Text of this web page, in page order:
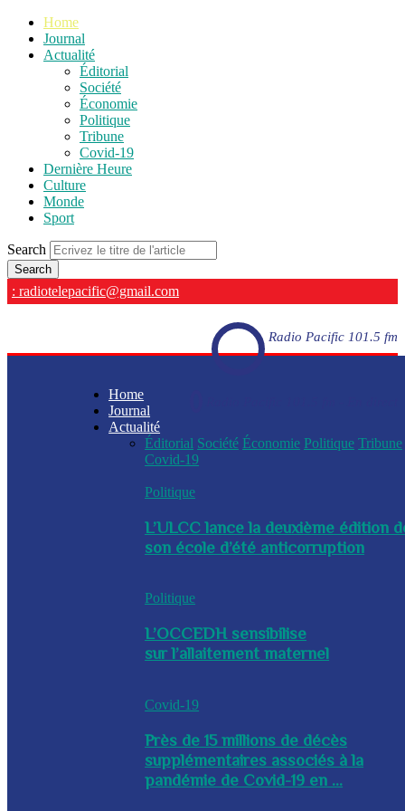
Home
Journal
Actualité
Éditorial
Société
Économie
Politique
Tribune
Covid-19
Dernière Heure
Culture
Monde
Sport
Search
: radiotelepacific@gmail.com
Radio Pacific 101.5 fm
Home
Journal
Actualité
Éditorial Société Économie Politique Tribune
Covid-19
Politique
L’ULCC lance la deuxième édition
son école d’été anticorruption
Politique
L’OCCEDH sensibilise
sur l’allaitement maternel
Covid-19
Près de 15 millions de décès
supplémentaires associés à la
pandémie de Covid-19 en ...